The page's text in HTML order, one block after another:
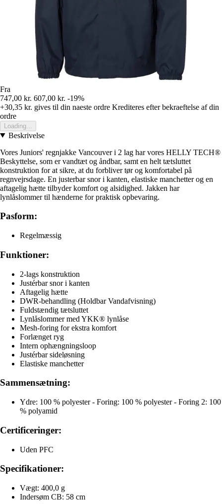
Fra
747,00 kr. 607,00 kr. -19%
+30,35 kr. gives til din naeste ordre Krediteres efter bekraeftelse af din
ordre
Loading...
Beskrivelse
Vores Juniors' regnjakke Vancouver i 2 lag har vores HELLY TECH®
Beskyttelse, som er vandtæt og åndbar, samt en helt tætsluttet
konstruktion for at sikre, at du forbliver tør og komfortabel på
regnvejrsdage. En justerbar snor i kanten, elastiske manchetter og en
aftagelig hætte tilbyder komfort og alsidighed. Jakken har
lynlåslommer til hænderne for praktisk opbevaring.
Pasform:
Regelmæssig
Funktioner:
2-lags konstruktion
Justérbar snor i kanten
Aftagelig hætte
DWR-behandling (Holdbar Vandafvisning)
Fuldstændig tætsluttet
Lynlåslommer med YKK® lynlåse
Mesh-foring for ekstra komfort
Forlænget ryg
Intern ophængningsloop
Justérbar sideløsning
Elastiske manchetter
Sammensætning:
Ydre: 100 % polyester - Foring: 100 % polyester - Foring 2: 100
% polyamid
Certificeringer:
Uden PFC
Specifikationer:
Vægt: 400,0 g
Indersøm CB: 58 cm